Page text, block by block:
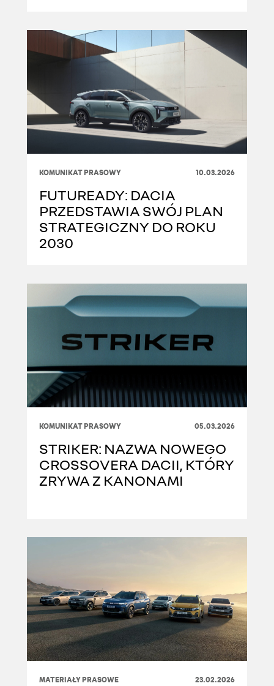
KOMUNIKAT PRASOWY 10.03.2026
FUTUREADY: DACIA
PRZEDSTAWIA SWÓJ PLAN
STRATEGICZNY DO ROKU
2030
KOMUNIKAT PRASOWY 05.03.2026
STRIKER: NAZWA NOWEGO
CROSSOVERA DACII, KTÓRY
ZRYWA Z KANONAMI
MATERIAŁY PRASOWE 23.02.2026